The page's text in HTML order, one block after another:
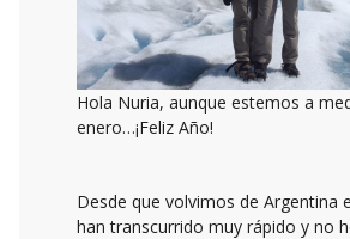
Hola Nuria, aunque estemos a
enero…¡Feliz Año!
Desde que volvimos de Argentina
han transcurrido muy rápido y no